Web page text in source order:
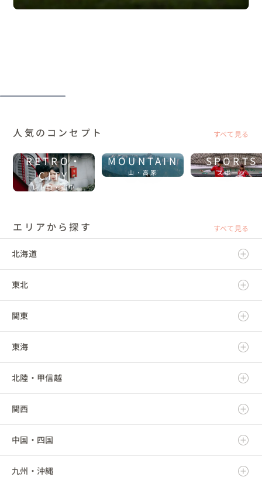
人気のコンセプト すべて見る
RETRO・
CITY
レトロ・街中
MOUNTAIN
山・高原
SPORTS
スポーツ
エリアから探す すべて見る
北海道
北海道
東北
青森県
岩手県
宮城県
秋田県
山形県
福島県
関東
茨城県
栃木県
群馬県
埼玉県
千葉県
東海
岐阜県
静岡県
愛知県
三重県
北陸・甲信越
新潟県
富山県
石川県
関西
滋賀県
京都府
中国・四国
鳥取県
九州・沖縄